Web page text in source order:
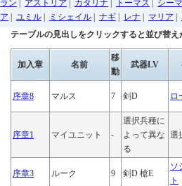
ラン
アストリア カタリナ トーマス
シーマ
ア
ユミル ミシェイル ナギ レナ マリア
テーブルの見出しをクリックすると並び替え
加入章 名前
移
動
武器LV
序章8 マルス 7 剣D ロ
序章1 マイユニット -
選択兵種に
よって異な
る
選
序章3 ルーク 9 剣D 槍E
ソ
ト